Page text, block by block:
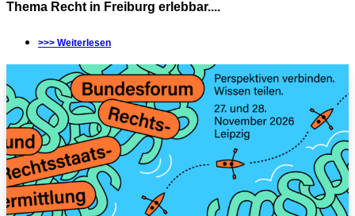
Thema Recht in Freiburg erlebbar....
>>> Weiterlesen